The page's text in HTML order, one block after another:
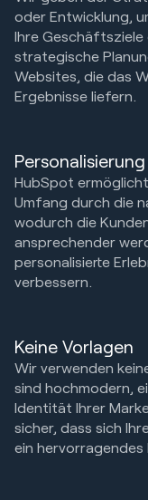
oder Entwicklung,
Ihre
strategische
Websites, die das
Ergebnisse liefern.
HubSpot
Umfang durch die
wodurch die
ansprechender
personalisierte
verbessern.
Keine Vorlagen
Wir verwenden
sind hochmodern,
Identität Ihrer
sicher, dass sich
ein